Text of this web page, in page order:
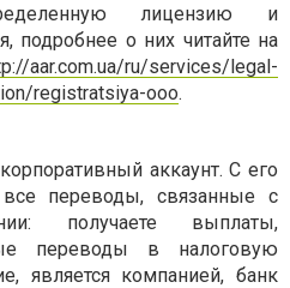
лицензию и
подробнее о них читайте на
aar.com.ua/ru/services/legal-
registratsiya-ooo.
аккаунт. С его
переводы, связанные с
получаете выплаты,
переводы в налоговую
является компанией, банк